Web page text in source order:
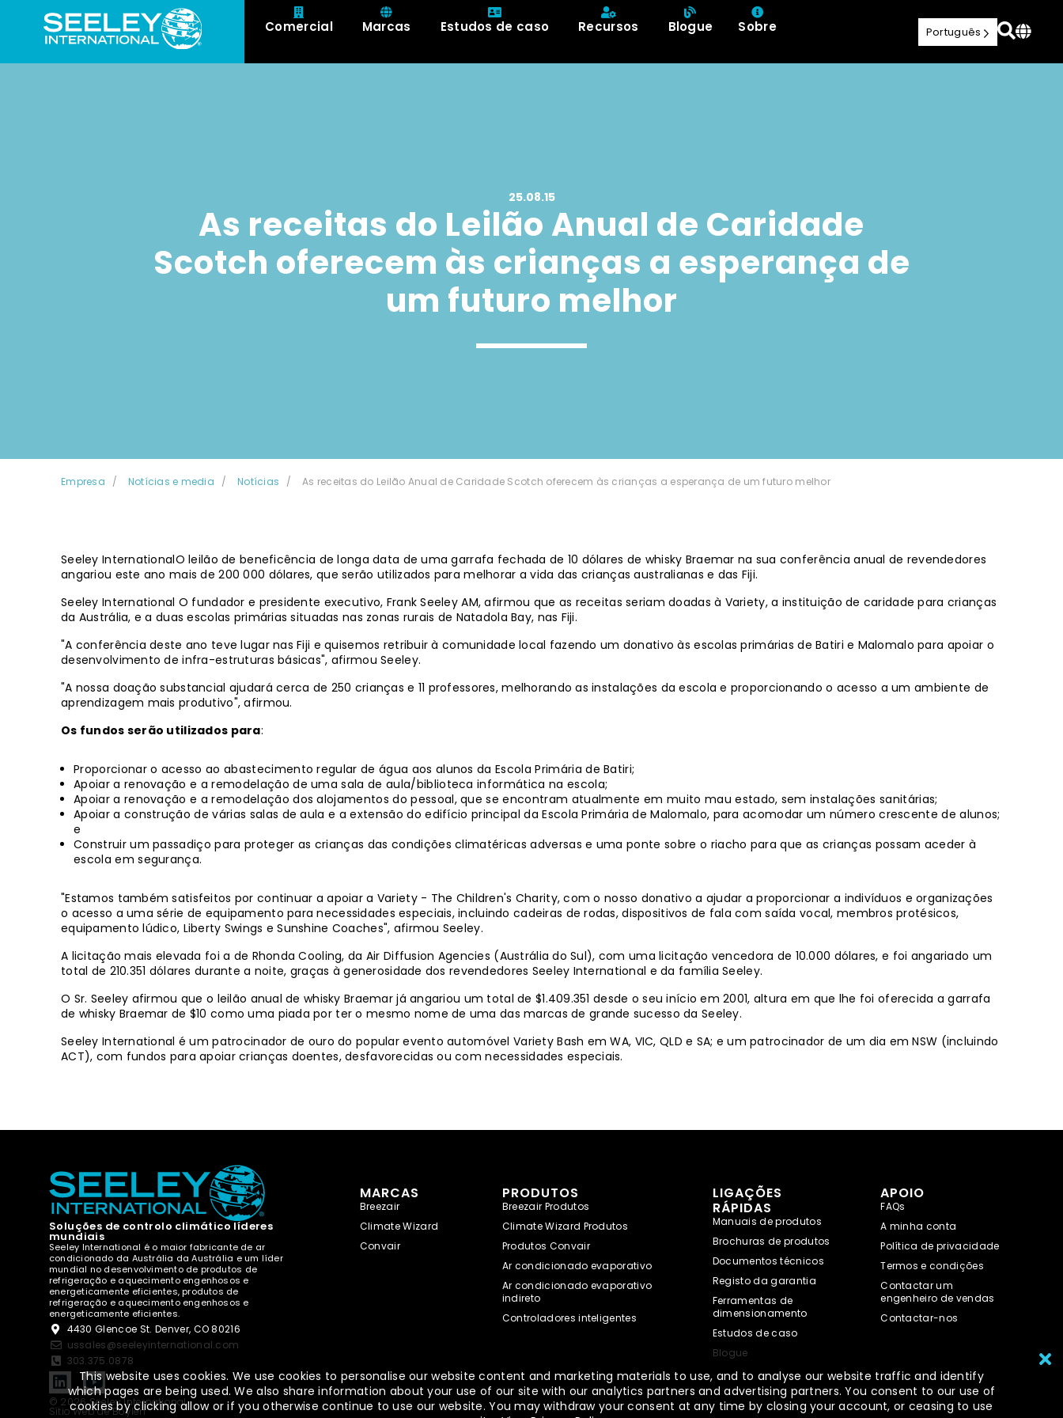
Comercial Marcas Estudos de caso Recursos Blogue Sobre Português
25.08.15
As receitas do Leilão Anual de Caridade
Scotch oferecem às crianças a esperança de
um futuro melhor
Empresa Notícias e media Notícias As receitas do Leilão Anual de Caridade Scotch oferecem às crianças a esperança de um futuro melhor
Seeley InternationalO leilão de beneficência de longa data de uma garrafa fechada de 10 dólares de whisky Braemar na sua conferência anual de revendedores
angariou este ano mais de 200 000 dólares, que serão utilizados para melhorar a vida das crianças australianas e das Fiji.
Seeley International O fundador e presidente executivo, Frank Seeley AM, afirmou que as receitas seriam doadas à Variety, a instituição de caridade para crianças
da Austrália, e a duas escolas primárias situadas nas zonas rurais de Natadola Bay, nas Fiji.
"A conferência deste ano teve lugar nas Fiji e quisemos retribuir à comunidade local fazendo um donativo às escolas primárias de Batiri e Malomalo para apoiar o
desenvolvimento de infra-estruturas básicas", afirmou Seeley.
"A nossa doação substancial ajudará cerca de 250 crianças e 11 professores, melhorando as instalações da escola e proporcionando o acesso a um ambiente de
aprendizagem mais produtivo", afirmou.
Os fundos serão utilizados para:
Proporcionar o acesso ao abastecimento regular de água aos alunos da Escola Primária de Batiri;
Apoiar a renovação e a remodelação de uma sala de aula/biblioteca informática na escola;
Apoiar a renovação e a remodelação dos alojamentos do pessoal, que se encontram atualmente em muito mau estado, sem instalações sanitárias;
Apoiar a construção de várias salas de aula e a extensão do edifício principal da Escola Primária de Malomalo, para acomodar um número crescente de alunos;
e
Construir um passadiço para proteger as crianças das condições climatéricas adversas e uma ponte sobre o riacho para que as crianças possam aceder à
escola em segurança.
"Estamos também satisfeitos por continuar a apoiar a Variety - The Children's Charity, com o nosso donativo a ajudar a proporcionar a indivíduos e organizações
o acesso a uma série de equipamento para necessidades especiais, incluindo cadeiras de rodas, dispositivos de fala com saída vocal, membros protésicos,
equipamento lúdico, Liberty Swings e Sunshine Coaches", afirmou Seeley.
A licitação mais elevada foi a de Rhonda Cooling, da Air Diffusion Agencies (Austrália do Sul), com uma licitação vencedora de 10.000 dólares, e foi angariado um
total de 210.351 dólares durante a noite, graças à generosidade dos revendedores Seeley International e da família Seeley.
O Sr. Seeley afirmou que o leilão anual de whisky Braemar já angariou um total de $1.409.351 desde o seu início em 2001, altura em que lhe foi oferecida a garrafa
de whisky Braemar de $10 como uma piada por ter o mesmo nome de uma das marcas de grande sucesso da Seeley.
Seeley International é um patrocinador de ouro do popular evento automóvel Variety Bash em WA, VIC, QLD e SA; e um patrocinador de um dia em NSW (incluindo
ACT), com fundos para apoiar crianças doentes, desfavorecidas ou com necessidades especiais.
Soluções de controlo climático líderes
mundiais
Seeley International é o maior fabricante de ar
condicionado da Austrália da Austrália e um líder
mundial no desenvolvimento de produtos de
refrigeração e aquecimento engenhosos e
energeticamente eficientes, produtos de
refrigeração e aquecimento engenhosos e
energeticamente eficientes.
4430 Glencoe St. Denver, CO 80216
ussales@seeleyinternational.com
303.375.0878
© 2026 Seeley International
Sítio Web de Boylen
MARCAS
Breezair
Climate Wizard
Convair
PRODUTOS
Breezair Produtos
Climate Wizard Produtos
Produtos Convair
Ar condicionado evaporativo
Ar condicionado evaporativo
indireto
Controladores inteligentes
LIGAÇÕES
RÁPIDAS
Manuais de produtos
Brochuras de produtos
Documentos técnicos
Registo da garantia
Ferramentas de
dimensionamento
Estudos de caso
Blogue
APOIO
FAQs
A minha conta
Política de privacidade
Termos e condições
Contactar um
engenheiro de vendas
Contactar-nos
This website uses cookies. We use cookies to personalise our website content and marketing materials to use, and to analyse our website traffic and identify
which pages are being used. We also share information about your use of our site with our analytics partners and advertising partners. You consent to our use of
cookies by clicking allow or if you otherwise continue to use our website. You may withdraw your consent at any time by closing your account, or ceasing to use